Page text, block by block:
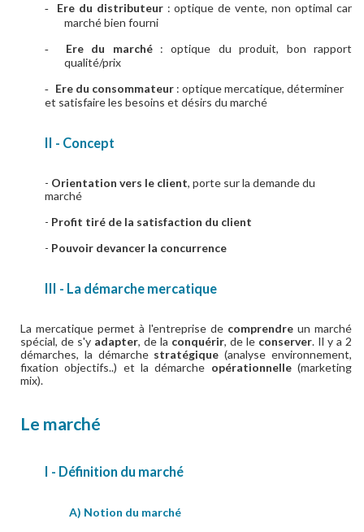
- Ere du distributeur : optique de vente, non optimal car
marché bien fourni
- Ere du marché: optique du produit, bon rapport
qualité/prix
- Ere du consommateur : optique mercatique, déterminer
et satisfaire les besoins et désirs du marché
II - Concept
- Orientation vers le client, porte sur la demande du
marché
- Profit tiré de la satisfaction du client
- Pouvoir devancer la concurrence
III - La démarche mercatique
La mercatique permet à l'entreprise de comprendre un marché
spécial, de s'y adapter, de la conquérir, de le conserver. Il y a 2
démarches, la démarche stratégique(analyse environnement,
fixation objectifs..) et la démarche opérationnelle(marketing
mix).
Le marché
I - Définition du marché
A) Notion du marché